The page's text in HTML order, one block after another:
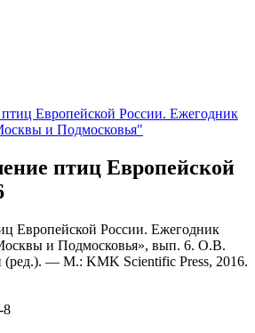
Европейской России. Ежегодник
и Подмосковья"
птиц Европейской
Европейской России. Ежегодник
и Подмосковья», вып. 6. О.В.
— М.: KMK Scientific Press, 2016.
8